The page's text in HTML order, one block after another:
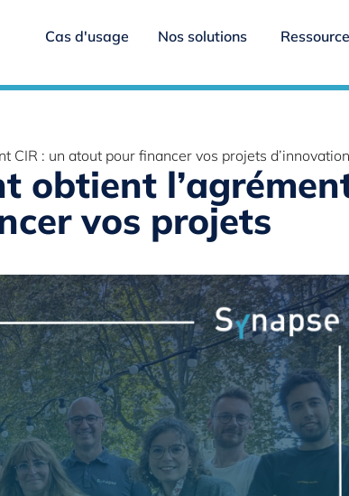
Cas d'usage Nos solutions
CIR : un atout pour financer vos projets d’innovation
obtient
vos projets